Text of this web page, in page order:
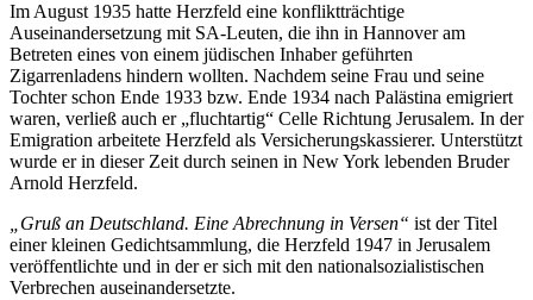
Im August 1935 hatte Herzfeld eine konfliktträchtige
Auseinandersetzung mit SA-Leuten, die ihn in Hannover am
Betreten eines von einem jüdischen Inhaber geführten
Zigarrenladens hindern wollten. Nachdem seine Frau und seine
Tochter schon Ende 1933 bzw. Ende 1934 nach Palästina emigriert
waren, verließ auch er „fluchtartig“ Celle Richtung Jerusalem. In der
Emigration arbeitete Herzfeld als Versicherungskassierer. Unterstützt
wurde er in dieser Zeit durch seinen in New York lebenden Bruder
Arnold Herzfeld.
„Gruß an Deutschland. Eine Abrechnung in Versen“ ist der Titel
einer kleinen Gedichtsammlung, die Herzfeld 1947 in Jerusalem
veröffentlichte und in der er sich mit den nationalsozialistischen
Verbrechen auseinandersetzte.